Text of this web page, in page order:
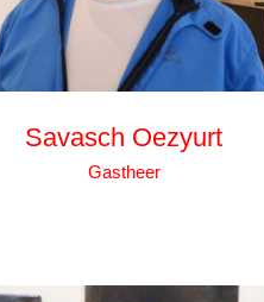
Savasch Oezyurt
Gastheer